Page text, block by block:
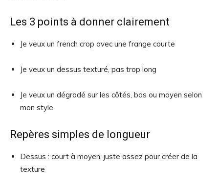
Les 3 points à donner clairement
Je veux un french crop avec une frange courte
Je veux un dessus texturé, pas trop long
Je veux un dégradé sur les côtés, bas ou moyen selon
mon style
Repères simples de longueur
Dessus : court à moyen, juste assez pour créer de la
texture